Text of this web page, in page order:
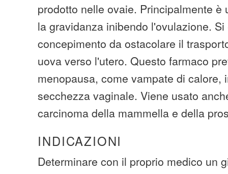
prodotto nelle ovaie. Principalmente è
la gravidanza inibendo l'ovulazione.
concepimento da ostacolare il
uova verso l'utero. Questo farmaco
menopausa, come vampate di calore,
secchezza vaginale. Viene usato
carcinoma della mammella e della
INDICAZIONI
Determinare con il proprio medico un